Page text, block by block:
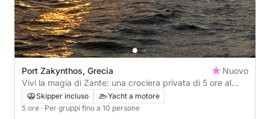
Port Zakynthos, Grecia
Nuovo
Vivi la magia di Zante: una crociera privata di 5 ore al
tramonto a bordo di uno yacht di lusso (direzione nord o
sud).
Skipper incluso
Yacht a motore
5 ore · Per gruppi fino a 10 persone